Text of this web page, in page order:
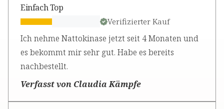
Einfach Top
Verifizierter Kauf
Ich nehme Nattokinase jetzt seit 4 Monaten und
es bekommt mir sehr gut. Habe es bereits
nachbestellt.
Verfasst von Claudia Kämpfe